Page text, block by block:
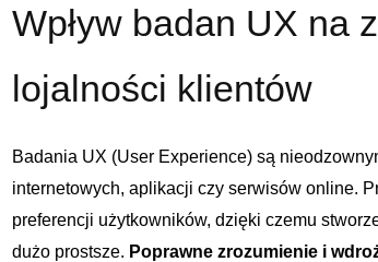
Wpływ badan‍ UX⁢ na
lojalności klientów
Badania UX (User Experience)‍ są
internetowych, aplikacji czy serwisów online.
preferencji użytkowników, dzięki czemu⁣
dużo prostsze. Poprawne zrozumienie i